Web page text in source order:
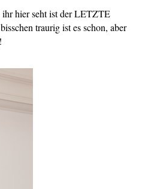
ihr hier seht ist der LETZTE
traurig ist es schon, aber